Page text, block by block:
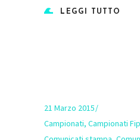
LEGGI TUTTO
21 Marzo 2015
Campionati, Campionati